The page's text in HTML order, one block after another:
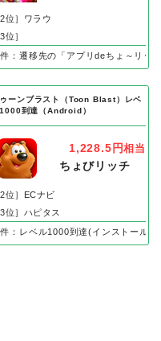
成果
2位］ワラウ
3位］
：遷移先の「アプリdeちょ～リッ
ゥーンブラスト（Toon Blast）レベ
到達（Android）
1,228.5円相当
ちょびリッチ
2位］ECナビ
3位］ハピタス
：レベル1000到達(インストール後